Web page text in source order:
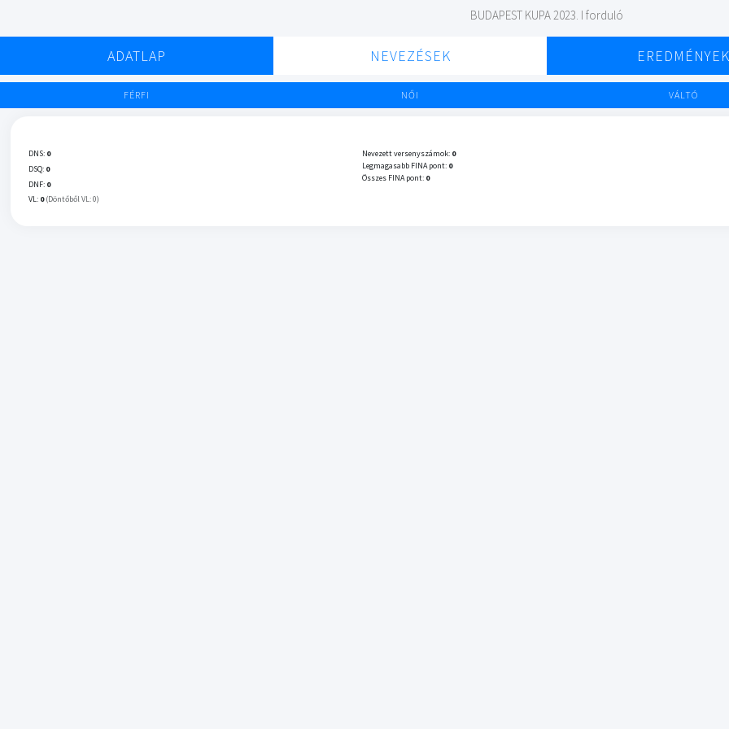
BUDAPEST KUPA 2023. I forduló
ADATLAP NEVEZÉSEK EREDMÉNYEK
FÉRFI NŐI VÁLTÓ
DNS: 0
DSQ: 0
DNF: 0
VL: 0 (Döntőből VL: 0)
Nevezett versenyszámok: 0
Legmagasabb FINA pont: 0
Összes FINA pont: 0